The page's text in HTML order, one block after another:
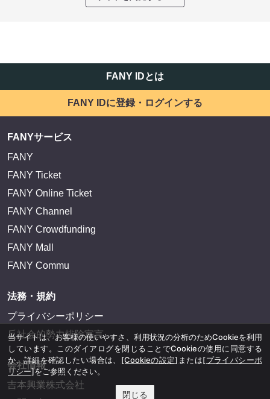
FANY IDとは
FANY IDに登録・ログインする
FANYサービス
FANY
FANY Ticket
FANY Online Ticket
FANY Channel
FANY Crowdfunding
FANY Mall
FANY Commu
法務・規約
プライバシーポリシー
反社会的勢力排除宣言
会社情報
吉本興業株式会社
当サイトは、お客様の使いやすさ、利用状況の分析のためCookieを利用
しています。このダイアログを閉じることでCookieの使用に同意する
か、詳細を確認したい場合は、 [Cookieの設定] または[プライバシーポ
リシー]をご参照ください。
閉じる